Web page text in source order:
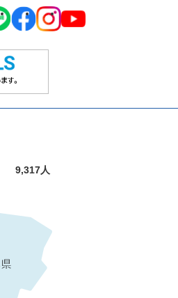
9,317人